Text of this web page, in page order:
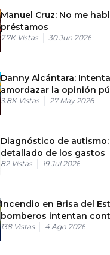
Manuel Cruz: No me
préstamos
7.7K Vistas 30 Jun 2026
Danny Alcántara:
amordazar la opinión
prohibiendo las nuevas
3.8K Vistas 27 May 2026
Diagnóstico de
detallado de los gastos
82 Vistas 19 Jul 2026
Incendio en Brisa del
bomberos intentan
138 Vistas 4 Ago 2026